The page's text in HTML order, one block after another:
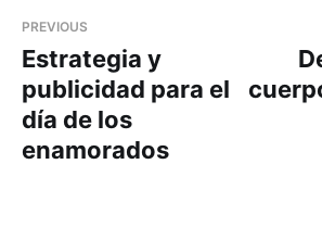
PREVIOUS
Estrategia y
publicidad para el
día de los
enamorados